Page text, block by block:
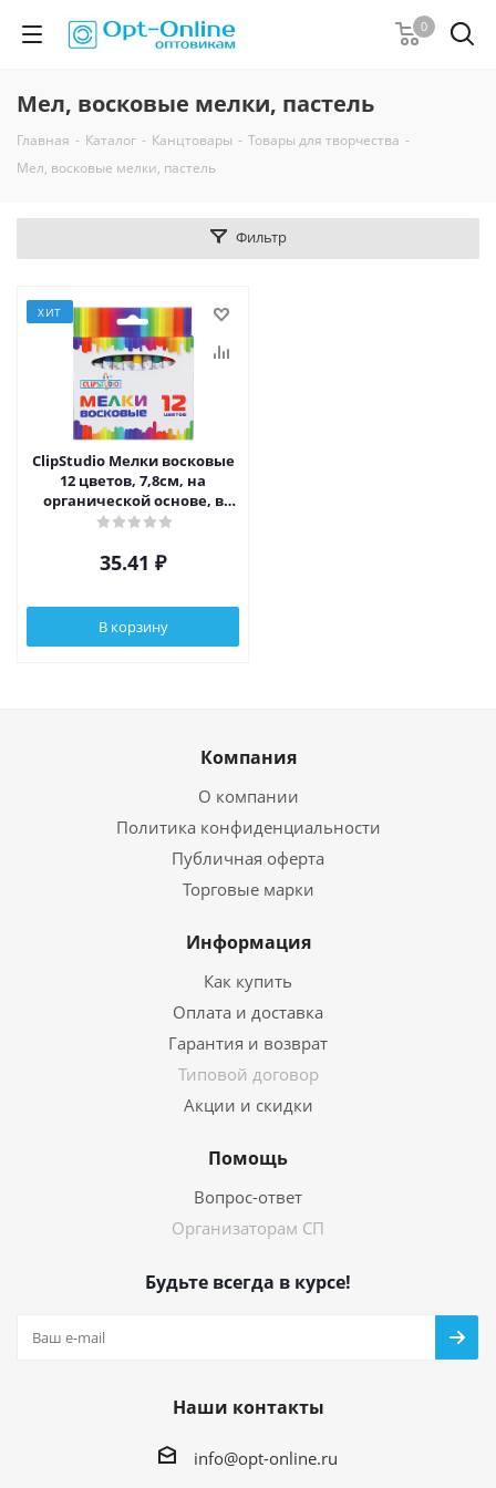
0
Мел, восковые мелки, пастель
Главная - Каталог - Канцтовары - Товары для творчества -
Мел, восковые мелки, пастель
Фильтр
ХИТ
ClipStudio Мелки восковые
12 цветов, 7,8см, на
органической основе, в
картонной коробке с
35.41 ₽
В корзину
Компания
О компании
Политика конфиденциальности
Публичная оферта
Торговые марки
Информация
Как купить
Оплата и доставка
Гарантия и возврат
Типовой договор
Акции и скидки
Помощь
Вопрос-ответ
Организаторам СП
Будьте всегда в курсе!
Наши контакты
info@opt-online.ru